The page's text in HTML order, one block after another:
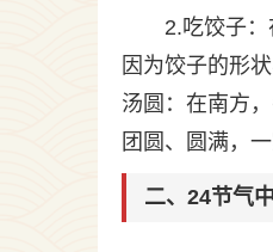
2.吃饺子
因为饺子的形
汤圆：在南方
团圆、圆满，
二、24节气